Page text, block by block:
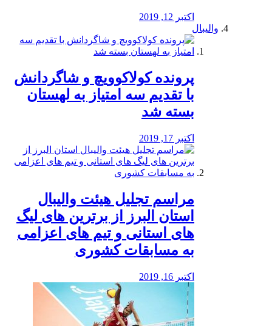
اکتبر 12, 2019
والیبال
پرونده کولاکوویچ و شاگردانش
با تقدیم سه امتیاز به لهستان
بسته شد
اکتبر 17, 2019
مراسم تجلیل هیئت والیبال
استان البرز از برترین های لیگ
های استانی و تیم های اعزامی
به مسابقات کشوری
اکتبر 16, 2019